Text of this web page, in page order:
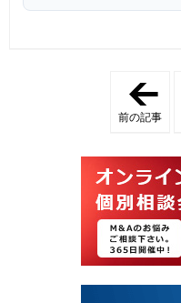
C
サ
イ
ト
譲
渡
相
場
と
前の記事